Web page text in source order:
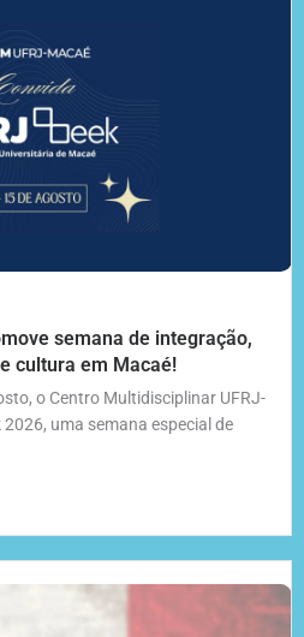
semana de integração,
cultura em Macaé!
o Centro Multidisciplinar UFRJ-
2026, uma semana especial de